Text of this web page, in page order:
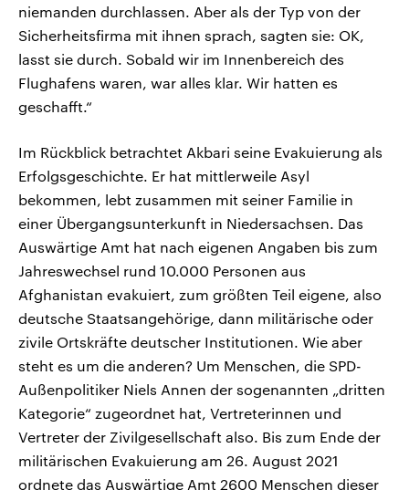
niemanden durchlassen. Aber als der Typ von der
Sicherheitsfirma mit ihnen sprach, sagten sie: OK,
lasst sie durch. Sobald wir im Innenbereich des
Flughafens waren, war alles klar. Wir hatten es
geschafft.“
Im Rückblick betrachtet Akbari seine Evakuierung als
Erfolgsgeschichte. Er hat mittlerweile Asyl
bekommen, lebt zusammen mit seiner Familie in
einer Übergangsunterkunft in Niedersachsen. Das
Auswärtige Amt hat nach eigenen Angaben bis zum
Jahreswechsel rund 10.000 Personen aus
Afghanistan evakuiert, zum größten Teil eigene, also
deutsche Staatsangehörige, dann militärische oder
zivile Ortskräfte deutscher Institutionen. Wie aber
steht es um die anderen? Um Menschen, die SPD-
Außenpolitiker Niels Annen der sogenannten „dritten
Kategorie“ zugeordnet hat, Vertreterinnen und
Vertreter der Zivilgesellschaft also. Bis zum Ende der
militärischen Evakuierung am 26. August 2021
ordnete das Auswärtige Amt 2600 Menschen dieser